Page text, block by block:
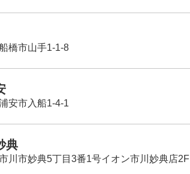
橋市山手1-1-8
安市入船1-4-1
典
川市妙典5丁目3番1号イオン市川妙典店2F